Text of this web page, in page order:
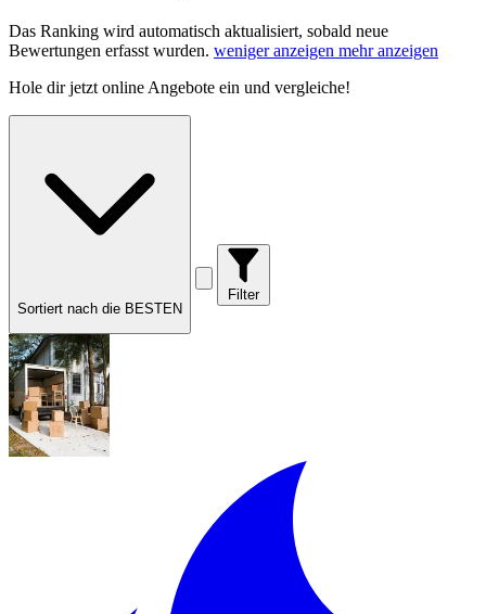
Das Ranking wird automatisch aktualisiert, sobald neue
Bewertungen erfasst wurden. weniger anzeigen mehr anzeigen
Hole dirjetzt online Angebote ein und vergleiche!
Sortiert nach die BESTEN
Filter